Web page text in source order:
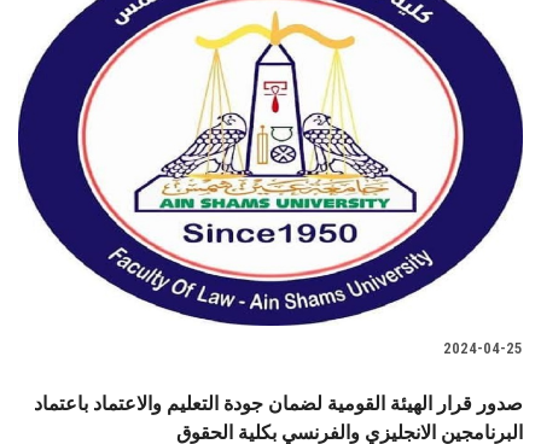
2024-04-25
صدور قرار الهيئة القومية لضمان جودة التعليم والاعتماد باعتماد
البرنامجين الانجليزي والفرنسي بكلية الحقوق